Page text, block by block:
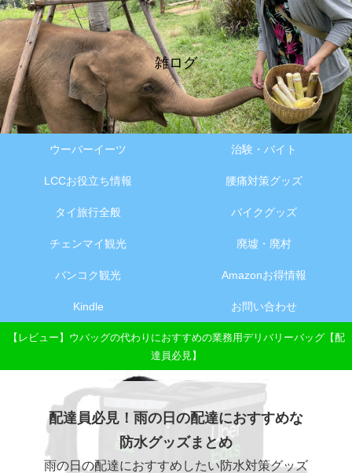
雑ログ
ウーバーイーツ 治験・バイト
LCCお役立ち情報 腰痛対策グッズ
タイ旅行全般 バイクグッズ
チェンマイ観光 廃墟・廃村
バンコク観光 Amazonお得情報
Kindle お問い合わせ
【レビュー】ウバッグの代わりにおすすめの業務用デリバリーバッグ【配
達員必見】
配達員必見！雨の日の配達におすすめな
防水グッズまとめ
雨の日の配達におすすめしたい防水対策グッズ